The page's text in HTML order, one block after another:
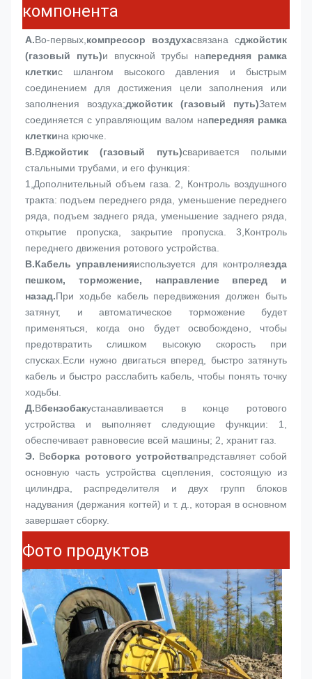
компонента
А.Во-первых, компрессор воздухасвязана сджойстик
(газовый путь)и впускной трубы напередняя рамка
клеткис шлангом высокого давления и быстрым
соединением для достижения цели заполнения или
заполнения воздуха;джойстик (газовый путь)Затем
соединяется с управляющим валом напередняя рамка
клеткина крючке.
В.Вджойстик (газовый путь)сваривается полыми
стальными трубами, и его функция:
1, Дополнительный объем газа. 2, Контроль воздушного
тракта: подъем переднего ряда, уменьшение переднего
ряда, подъем заднего ряда, уменьшение заднего ряда,
открытие пропуска, закрытие пропуска. 3,Контроль
переднего движения ротового устройства.
В.Кабель управленияиспользуется для контроляезда
пешком, торможение, направление вперед и
назад.При ходьбе кабель передвижения должен быть
затянут, и автоматическое торможение будет
применяться, когда оно будет освобождено, чтобы
предотвратить слишком высокую скорость при
спусках.Если нужно двигаться вперед, быстро затянуть
кабель и быстро расслабить кабель, чтобы понять точку
ходьбы.
Д.Вбензобакустанавливается в конце ротового
устройства и выполняет следующие функции: 1,
обеспечивает равновесие всей машины; 2, хранит газ.
Э. Всборка ротового устройствапредставляет собой
основную часть устройства сцепления, состоящую из
цилиндра, распределителя и двух групп блоков
надувания (держания когтей) и т. д., которая в основном
завершает сборку.
Фото продуктов